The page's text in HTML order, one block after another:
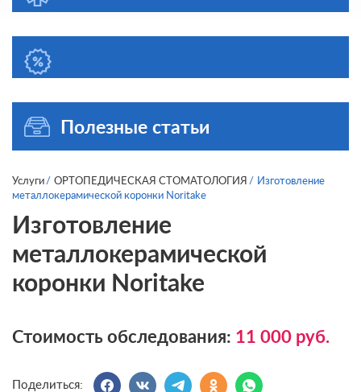
Полезные статьи
Услуги ОРТОПЕДИЧЕСКАЯ СТОМАТОЛОГИЯ
Изготовление
металлокерамической коронки Noritake
Изготовление
металлокерамической
коронки Noritake
Стоимость обследования: 11 000 руб.
Поделиться: